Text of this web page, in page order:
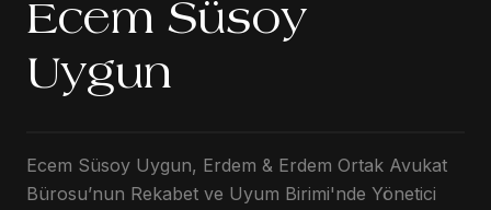
Ecem Süsoy
Uygun
Ecem Süsoy Uygun, Erdem & Erdem Ortak Avukat
Bürosu’nun Rekabet ve Uyum Birimi'nde Yönetici